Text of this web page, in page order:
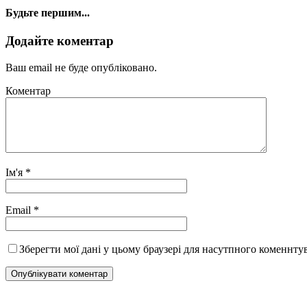
Будьте першим...
Додайте коментар
Ваш email не буде опубліковано.
Коментар
Ім'я *
Email *
Зберегти мої дані у цьому браузері для насутпного